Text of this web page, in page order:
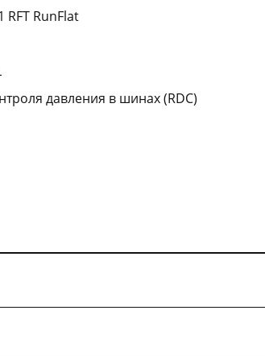
RunFlat
давления в шинах (RDC)